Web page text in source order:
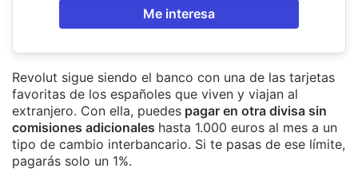
Me interesa
Revolut sigue siendo el banco con una de las tarjetas
favoritas de los españoles que viven y viajan al
extranjero. Con ella, puedes pagar en otra divisa sin
comisiones adicionales hasta 1.000 euros al mes a un
tipo de cambio interbancario. Si te pasas de ese límite,
pagarás solo un 1%.